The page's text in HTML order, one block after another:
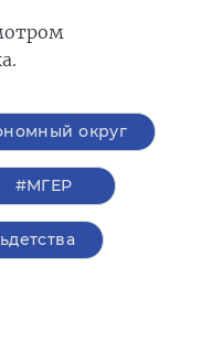
округ
#‎МГЕР‬